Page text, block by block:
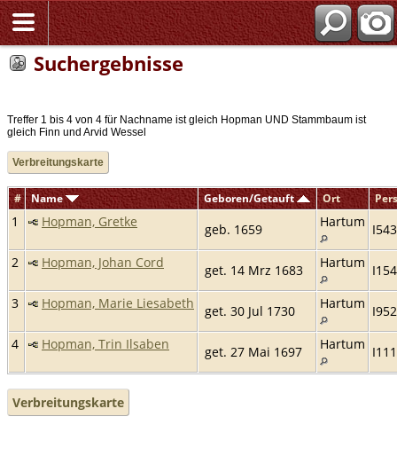
Suchergebnisse
Treffer 1 bis 4 von 4 für Nachname ist gleich Hopman UND Stammbaum ist
gleich Finn und Arvid Wessel
Verbreitungskarte
# Name Geboren/Getauft Ort
1 Hopman, Gretke geb. 1659 Hartum I543
2
Hopman, Johan Cord get. 14 Mrz 1683 Hartum
3
Hopman, Marie Liesabeth get. 30 Jul 1730 Hartum I952
4
Hopman, Trin Ilsaben get. 27 Mai 1697 Hartum
Verbreitungskarte